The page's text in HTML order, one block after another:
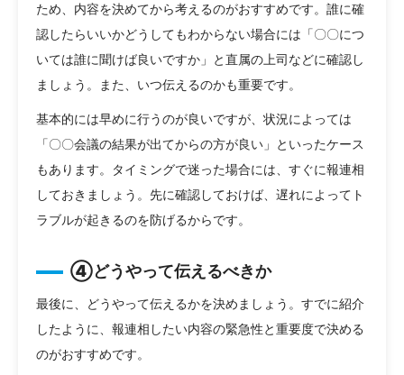
ため、内容を決めてから考えるのがおすすめです。誰に確
認したらいいかどうしてもわからない場合には「〇〇につ
いては誰に聞けば良いですか」と直属の上司などに確認し
ましょう。また、いつ伝えるのかも重要です。
基本的には早めに行うのが良いですが、状況によっては
「〇〇会議の結果が出てからの方が良い」といったケース
もあります。タイミングで迷った場合には、すぐに報連相
しておきましょう。先に確認しておけば、遅れによってト
ラブルが起きるのを防げるからです。
④どうやって伝えるべきか
最後に、どうやって伝えるかを決めましょう。すでに紹介
したように、報連相したい内容の緊急性と重要度で決める
のがおすすめです。